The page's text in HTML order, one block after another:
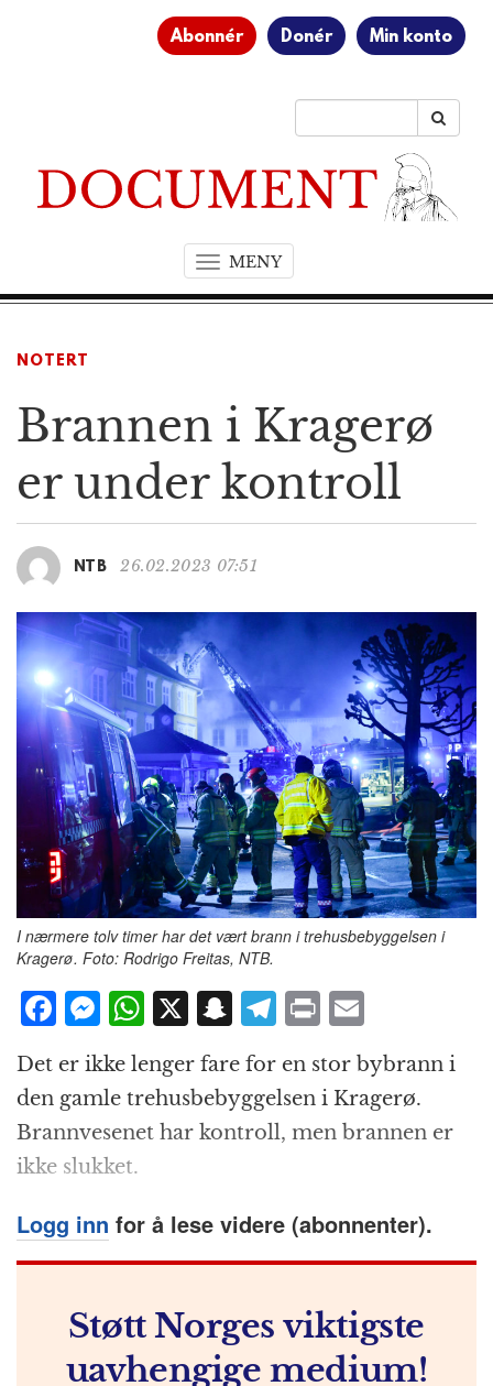
Abonnér Donér Min konto
MENYT
o
n
a
i
n
NOTERT
Brannen i Kragerø
er under kontroll
NTB 26.02.2023 07:51
I nærmere tolv timer har det vært brann i trehusbebyggelsen i
Kragerø. Foto: Rodrigo Freitas, NTB.
F
c
e
b
o
o
k
M
e
ss
e
n
g
e
r
W
at
s
A
p
X S
n
a
p
c
at
T
e
g
r
m
P
n
t
m
ai
l
Det er ikke lenger fare for en stor bybrann i
den gamle trehusbebyggelsen i Kragerø.
Brannvesenet har kontroll, men brannen er
ikke slukket.
Logg inn for å lese videre (abonnenter).
Støtt Norges viktigste
uavhengige medium!